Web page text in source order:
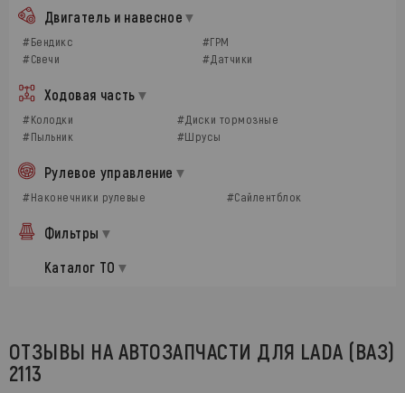
Двигатель и навесное
#Бендикс
#ГРМ
#Свечи
#Датчики
Ходовая часть
#Колодки
#Диски тормозные
#Пыльник
#Шрусы
Рулевое управление
#Наконечники рулевые #Сайлентблок
Фильтры
Каталог ТО
ОТЗЫВЫ НА АВТОЗАПЧАСТИ ДЛЯ LADA (ВАЗ)
2113